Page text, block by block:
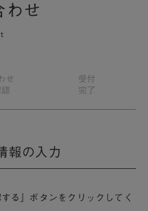
わせ
せ
受付
完了
報の入力
る」ボタンをクリックしてく